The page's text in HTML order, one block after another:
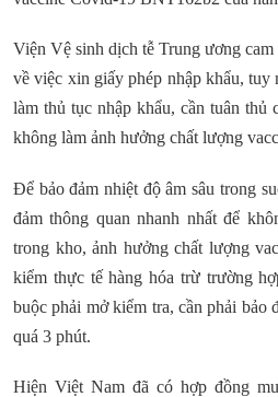
Viện Vệ sinh dịch tễ Trung ương
về việc xin giấy phép nhập khẩu, tuy
làm thủ tục nhập khẩu, cần tuân thủ
không làm ảnh hưởng chất lượng
Để bảo đảm nhiệt độ âm sâu trong
đảm thông quan nhanh nhất để
trong kho, ảnh hưởng chất lượng
kiểm thực tế hàng hóa trừ trường
buộc phải mở kiểm tra, cần phải bảo
quá 3 phút.
Hiện Việt Nam đã có hợp đồng